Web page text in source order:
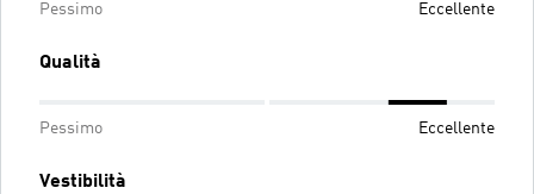
Pessimo Eccellente
Qualità
Pessimo Eccellente
Vestibilità